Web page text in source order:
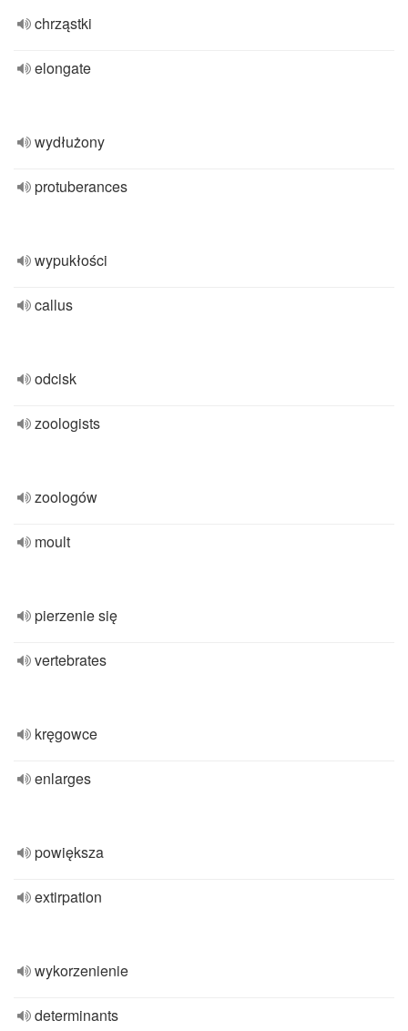
chrząstki
elongate
wydłużony
protuberances
wypukłości
callus
odcisk
zoologists
zoologów
moult
pierzenie się
vertebrates
kręgowce
enlarges
powiększa
extirpation
wykorzenienie
determinants